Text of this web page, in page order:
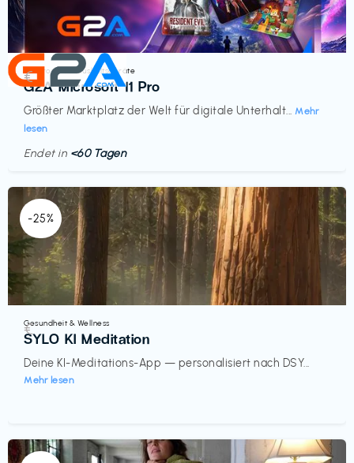
Elektronik & Haushaltsgeräte
G2A Microsoft 11 Pro
Größter Marktplatz der Welt für digitale Unterhalt... Mehr
lesen
€‎
Endet in <60 Tagen
-25%
Gesundheit & Wellness
SYLO KI Meditation
Deine KI-Meditations-App — personalisiert nach DSY...
Mehr lesen
€‎